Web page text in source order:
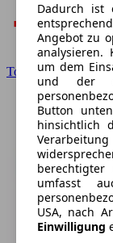
Toyota
Dadurch ist
Angebot zu
analysieren.
um dem
und der
Button
hinsichtlich
umfasst
USA, nach
Einwilligung